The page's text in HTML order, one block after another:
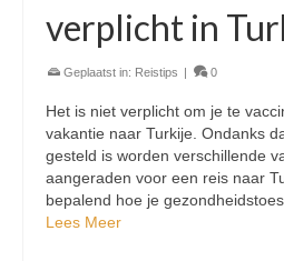
verplicht in
Geplaatst in: Reistips | 0
Het is niet verplicht om je te
vakantie naar Turkije. Ondanks
gesteld is worden verschillende
aangeraden voor een reis naar
bepalend hoe je
Lees Meer